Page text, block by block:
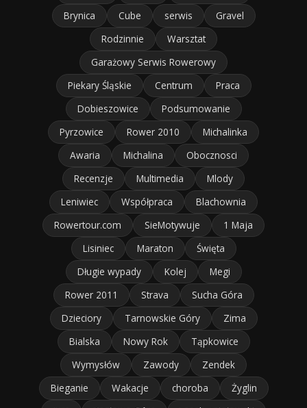
Brynica
Cube serwis
Gravel
Rodzinnie
Warsztat
Garażowy Serwis Rowerowy
Piekary Śląskie
Centrum
Praca
Dobieszowice
Podsumowanie
Pyrzowice
Rower 2010
Michalinka
Awaria
Michalina
Obocznosci
Recenzje
Multimedia
Mlody
Leniwiec
Współpraca
Blachownia
Rowertour.com
SieMotywuje
1 Maja
Lisiniec
Maraton
Święta
Długie wypady
Kolej
Megi
Rower 2011
Strava
Sucha Góra
Dzieciory
Tarnowskie Góry
Zima
Bialska
Nowy Rok
Tąpkowice
Wymysłów
Zawody
Zendek
Bieganie
Wakacje choroba
Żyglin